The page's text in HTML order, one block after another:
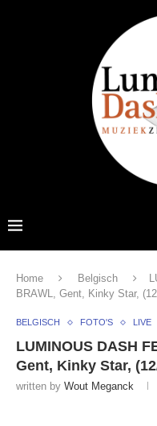
Home Belgisch
BRAWL, Gent, Kinky Star,
BELGISCH FOTO'S LIVE
LUMINOUS DASH
Gent, Kinky Star,
written by Wout Meganck